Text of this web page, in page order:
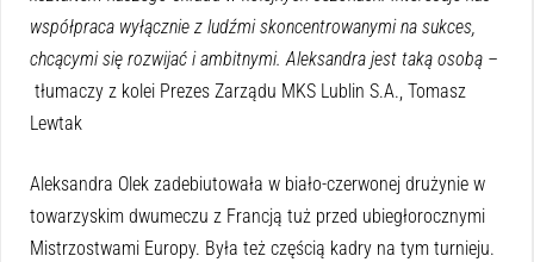
współpraca wyłącznie z ludźmi skoncentrowanymi na sukces,
chcącymi się rozwijać i ambitnymi. Aleksandra jest taką osobą –
tłumaczy z kolei Prezes Zarządu MKS Lublin S.A., Tomasz
Lewtak
Aleksandra Olek zadebiutowała w biało-czerwonej drużynie w
towarzyskim dwumeczu z Francją tuż przed ubiegłorocznymi
Mistrzostwami Europy. Była też częścią kadry na tym turnieju.